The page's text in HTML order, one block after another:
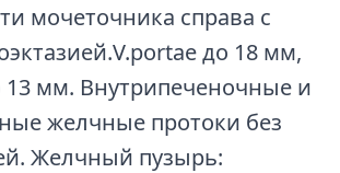
мочеточника справа с
до 18 мм,
13 мм. Внутрипеченочные и
желчные протоки без
Желчный пузырь: